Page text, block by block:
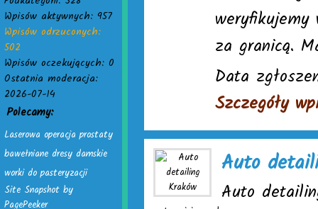
Wpisów aktywnych: 957
Wpisów odrzuconych:
502
Wpisów oczekujących: 0
Ostatnia moderacja:
2026-07-14
Polecamy:
Laserowa operacja prostaty
bawełniane dresy damskie
worki do pasteryzacji
Site Snapshot by
PagePeeker
za granicą.
Data
Szczegóły
Auto
Auto